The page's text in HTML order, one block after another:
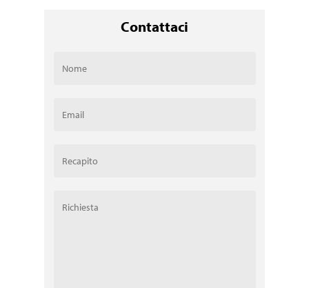
Contattaci